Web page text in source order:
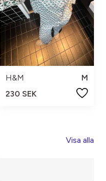
H&M
M
230 SEK
Visa alla